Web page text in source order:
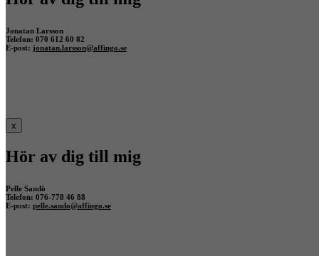
Jonatan Larsson
Telefon: 070 612 60 82
E-post: jonatan.larsson@affingo.se
x
Hör av dig till mig
Pelle Sandö
Telefon: 076-778 46 88
E-post: pelle.sando@affingo.se